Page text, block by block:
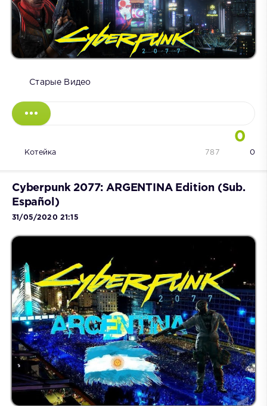
Старые Видео
0
Котейка 0
787
Cyberpunk 2077: ARGENTINA Edition (Sub.
Español)
31/05/2020 21:15